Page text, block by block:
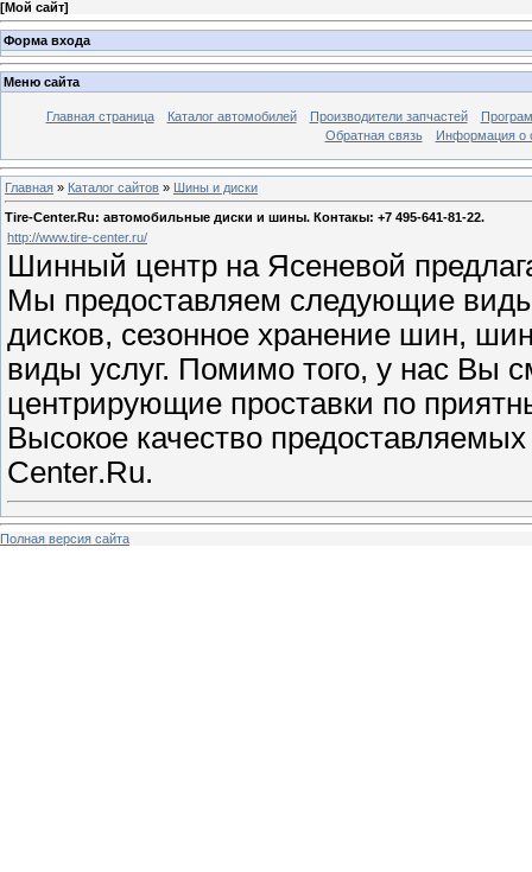
[Мой сайт]
Форма входа
Меню сайта
Главная страница Каталог автомобилей Производители запчастей
Обратная связь
Информация о
Главная » Каталог сайтов » Шины и диски
Tire-Center.Ru: автомобильные диски и шины. Контакы: +7 495-641-81-22.
http://www.tire-center.ru/
Шинный центр на Ясеневой
Мы предоставляем следующие
дисков, сезонное хранение шин,
виды услуг. Помимо того, у нас Вы
центрирующие проставки по
Высокое качество
Center.Ru.
Полная версия сайта